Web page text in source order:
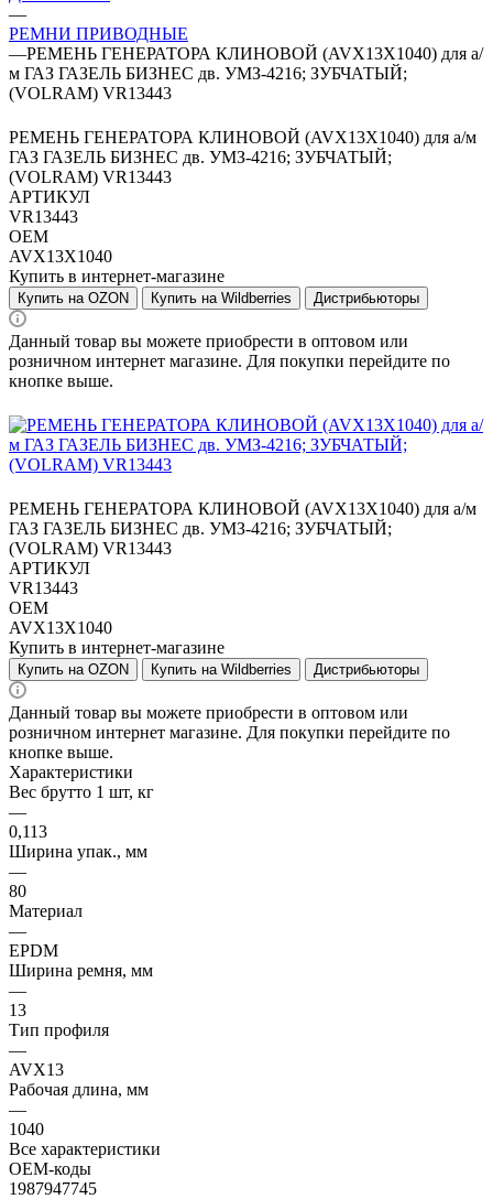
—
РЕМНИ ПРИВОДНЫЕ
—РЕМЕНЬ ГЕНЕРАТОРА КЛИНОВОЙ (AVX13X1040) для а/
м ГАЗ ГАЗЕЛЬ БИЗНЕС дв. УМЗ-4216; ЗУБЧАТЫЙ;
(VOLRAM) VR13443
РЕМЕНЬ ГЕНЕРАТОРА КЛИНОВОЙ (AVX13X1040) для а/м
ГАЗ ГАЗЕЛЬ БИЗНЕС дв. УМЗ-4216; ЗУБЧАТЫЙ;
(VOLRAM) VR13443
АРТИКУЛ
VR13443
OEM
AVX13X1040
Купить в интернет-магазине
Купить на OZON Купить на Wildberries Дистрибьюторы
Данный товар вы можете приобрести в оптовом или
розничном интернет магазине. Для покупки перейдите по
кнопке выше.
РЕМЕНЬ ГЕНЕРАТОРА КЛИНОВОЙ (AVX13X1040) для а/м
ГАЗ ГАЗЕЛЬ БИЗНЕС дв. УМЗ-4216; ЗУБЧАТЫЙ;
(VOLRAM) VR13443
АРТИКУЛ
VR13443
OEM
AVX13X1040
Купить в интернет-магазине
Купить на OZON Купить на Wildberries Дистрибьюторы
Данный товар вы можете приобрести в оптовом или
розничном интернет магазине. Для покупки перейдите по
кнопке выше.
Характеристики
Вес брутто 1 шт, кг
—
0,113
Ширина упак., мм
—
80
Материал
—
EPDM
Ширина ремня, мм
—
13
Тип профиля
—
AVX13
Рабочая длина, мм
—
1040
Все характеристики
OEM-коды
1987947745